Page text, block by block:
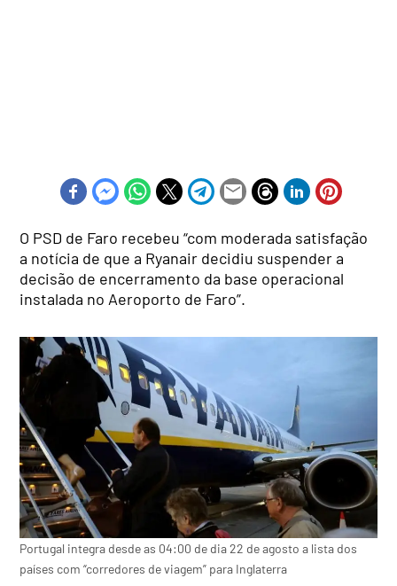
O PSD de Faro recebeu “com moderada satisfação
a notícia de que a Ryanair decidiu suspender a
decisão de encerramento da base operacional
instalada no Aeroporto de Faro”.
Portugal integra desde as 04:00 de dia 22 de agosto a lista dos
países com “corredores de viagem” para Inglaterra